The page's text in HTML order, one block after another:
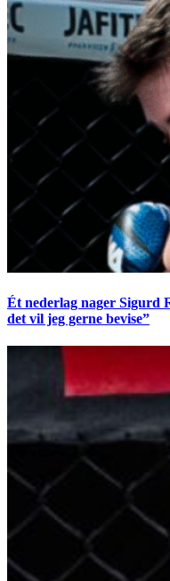
Ét nederlag nager Sigurd
det vil jeg gerne bevise”